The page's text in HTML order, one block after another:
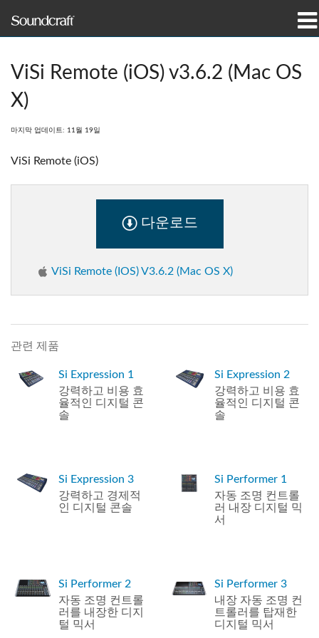
교육
언어/지역
ViSi Remote (iOS) v3.6.2 (Mac OS
X)
마지막 업데이트: 11월 19일
ViSi Remote (iOS)
다운로드
ViSi Remote (iOS) V3.6.2 (Mac OS X)
관련 제품
Si Expression 1
강력하고 비용 효
율적인 디지털 콘
솔
Si Expression 2
강력하고 비용 효
율적인 디지털 콘
솔
Si Expression 3
강력하고 경제적
인 디지털 콘솔
Si Performer 1
자동 조명 컨트롤
러 내장 디지털 믹
서
Si Performer 2
자동 조명 컨트롤
러를 내장한 디지
털 믹서
Si Performer 3
내장 자동 조명 컨
트롤러를 탑재한
디지털 믹서